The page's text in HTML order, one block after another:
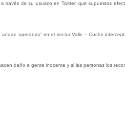
través de su usuario en Twitter, que supuestos
operando” en el sector Valle – Coche
daño a gente inocente y si las personas los